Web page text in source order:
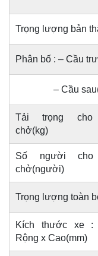
Trọng lượng bản
Phân bố : – Cầu
– Cầu
Tải trọng cho
chở(kg)
Số người cho
chở(người)
Trọng lượng toàn
Kích thước xe
Rộng x Cao(mm)